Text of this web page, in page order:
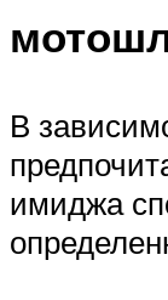
В
имиджа